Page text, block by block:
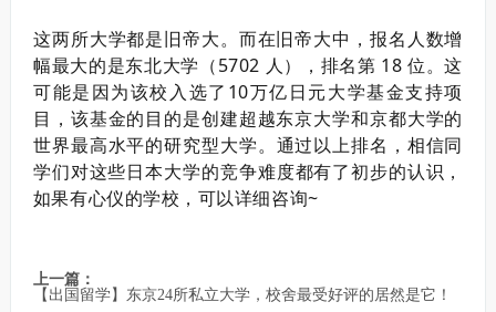
这两所大学都是旧帝大。而在旧帝大中，报名人数增
幅最大的是东北大学（5702 人），排名第 18 位。这
可能是因为该校入选了10万亿日元大学基金支持项
目，该基金的目的是创建超越东京大学和京都大学的
世界最高水平的研究型大学。 通过以上排名，相信同
学们对这些日本大学的竞争难度都有了初步的认识，
如果有心仪的学校，可以详细咨询~
上一篇：
【出国留学】东京24所私立大学，校舍最受好评的居然是它！